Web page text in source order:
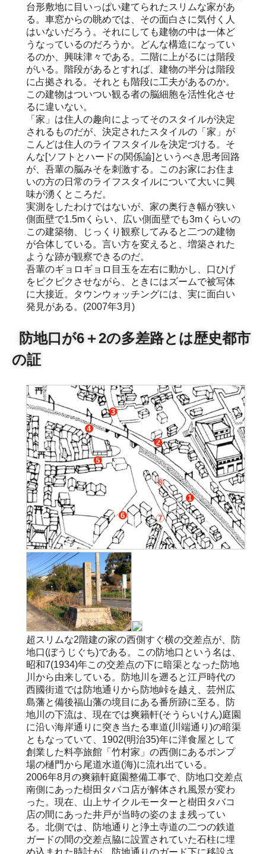
台形敷地に目いっぱい建てられたスリムな家があ
る。車窓からの眺めでは、その面白さに気付く人
はいないだろう。それにしても建物の中は一体ど
うなっているのだろうか。どんな構造になってい
るのか、興味津々である。二階に上がるには階段
がいる。階段があるとすれば、建物の半分は階段
に占拠される。それとも階段に工夫があるのか。
この建物はついつい観る者の脳細胞を活性化させ
るに違いない。
「家」は住人の趣向によってそのスタイルが決定
されるものだが、決定されたスタイルの「家」が
こんどは住人のライフスタイルを決定づける。そ
んな[ソフトとハードの関係論]というべき思考回路
が、吾輩の脳みそを刺激する。このお家にお住ま
いの方の日常のライフスタイルについて大いに興
味が湧くところだ。
実測をしたわけではないが、家の奥行き幅が狭い
側面壁で1.5mくらい、広い側面壁でも3mくらいの
この建築物、じっくり観察してみると二つの建物
が合体している。言い方を変えると、増築された
ような跡が観察できるのだ。
吾輩のギョロギョロ目玉を左右に動かし、口ひげ
をピクピクさせながら、ときにはズームで被写体
に大接近。タウンウォッチングには、実に面白い
発見がある。(2007年3月)
防地口が6＋2の多差路とは歴史都市
の証
超スリムな2階建の家の西側すぐ横の交差点が、防
地口(ぼうじぐち)である。この防地口という名は、
昭和7(1934)年この交差点の下に暗渠となった防地
川から由来している。防地川を遡ると江戸時代の
西國街道では防地通りから防地峠を越え、芸州広
島藩と備後福山藩の境目にある番所跡に至る。防
地川の下流は、現在では爽籟軒(そうらいけん)庭園
に沿い海岸通りに突き当たる車道(川端通り)の暗渠
ともなっていて、1902(明治35)年に洋食屋として
創業した料亭旅館「竹村家」の西側にあるポンプ
場の樋門から尾道水道(海)に流れ出ている。
2006年8月の爽籟軒庭園整備工事で、防地口交差点
南側にあった樹田タバコ店が解体され風景が変わ
った。現在、山上サイクルモーターと樹田タバコ
店の間にあった井戸が当時の姿のまま残ってい
る。北側では、防地通りと浄土寺道の二つの鉄道
ガードの間の交差点脇に設置されていた石柱に埋